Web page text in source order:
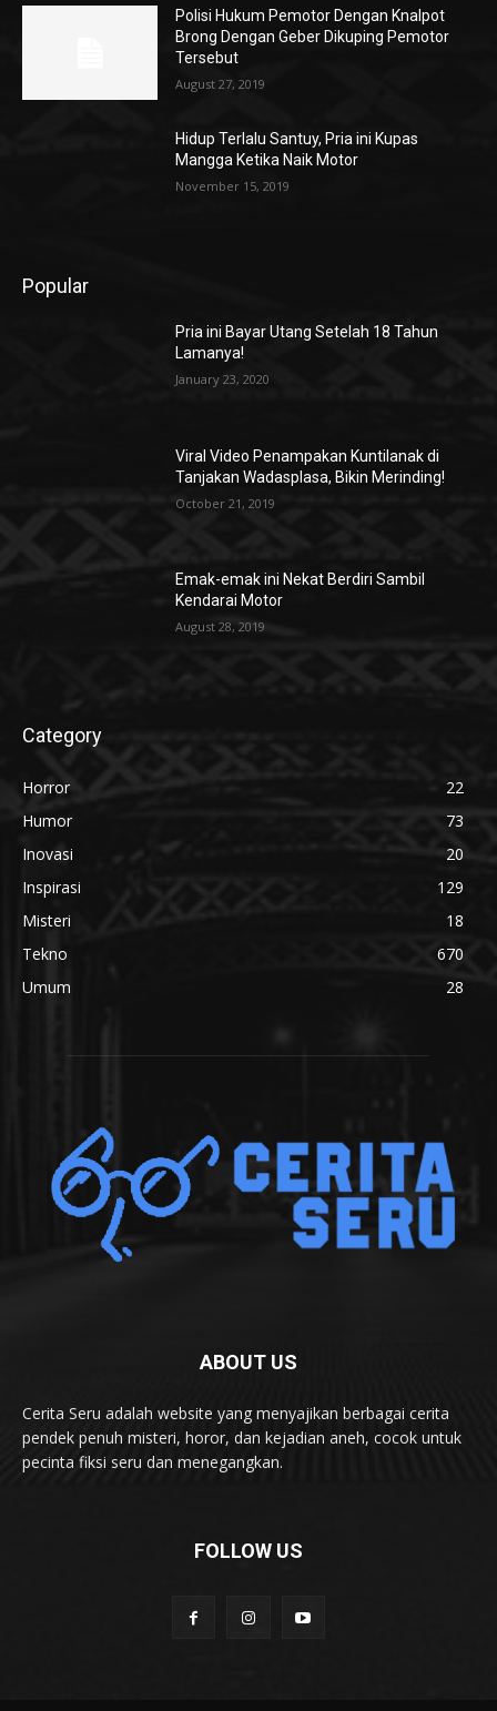
Polisi Hukum Pemotor Dengan Knalpot
Brong Dengan Geber Dikuping Pemotor
Tersebut
August 27, 2019
Hidup Terlalu Santuy, Pria ini Kupas
Mangga Ketika Naik Motor
November 15, 2019
Popular
Pria ini Bayar Utang Setelah 18 Tahun
Lamanya!
January 23, 2020
Viral Video Penampakan Kuntilanak di
Tanjakan Wadasplasa, Bikin Merinding!
October 21, 2019
Emak-emak ini Nekat Berdiri Sambil
Kendarai Motor
August 28, 2019
Category
Horror
22
Humor
73
Inovasi
20
Inspirasi
129
Misteri
18
Tekno
670
Umum
28
ABOUT US
Cerita Seru adalah website yang menyajikan berbagai cerita
pendek penuh misteri, horor, dan kejadian aneh, cocok untuk
pecinta fiksi seru dan menegangkan.
FOLLOW US